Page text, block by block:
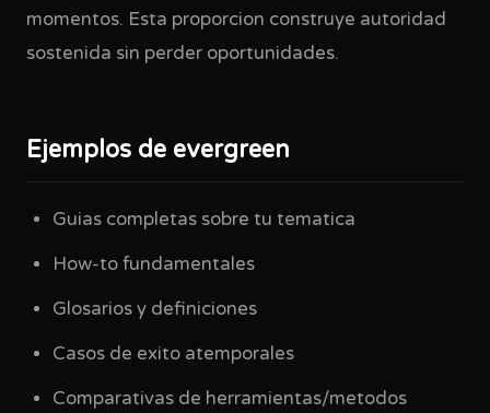
momentos. Esta proporcion construye autoridad
sostenida sin perder oportunidades.
Ejemplos de evergreen
Guias completas sobre tu tematica
How-to fundamentales
Glosarios y definiciones
Casos de exito atemporales
Comparativas de herramientas/metodos